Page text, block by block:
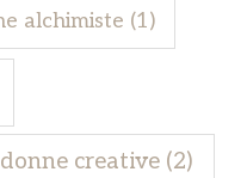
alchimiste (1)
donne creative (2)